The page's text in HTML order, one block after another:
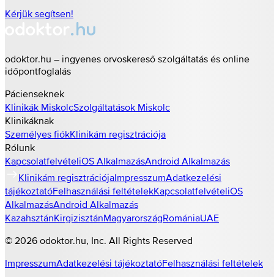
Kérjük segítsen!
odoktor.hu – ingyenes orvoskereső szolgáltatás és online
időpontfoglalás
Pácienseknek
Klinikák MiskolcSzolgáltatások Miskolc
Klinikáknak
Személyes fiókKlinikám regisztrációja
Rólunk
KapcsolatfelvételiOS AlkalmazásAndroid Alkalmazás
Klinikám regisztrációjaImpresszumAdatkezelési
tájékoztatóFelhasználási feltételekKapcsolatfelvételiOS
AlkalmazásAndroid Alkalmazás
KazahsztánKirgizisztánMagyarországRomániaUAE
© 2026 odoktor.hu, Inc. All Rights Reserved
ImpresszumAdatkezelési tájékoztatóFelhasználási feltételek